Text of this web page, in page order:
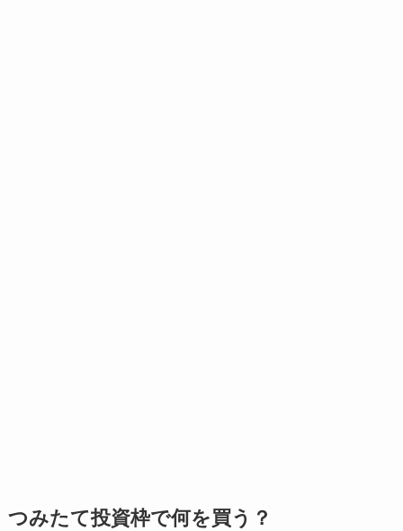
つみたて投資枠で何を買う？